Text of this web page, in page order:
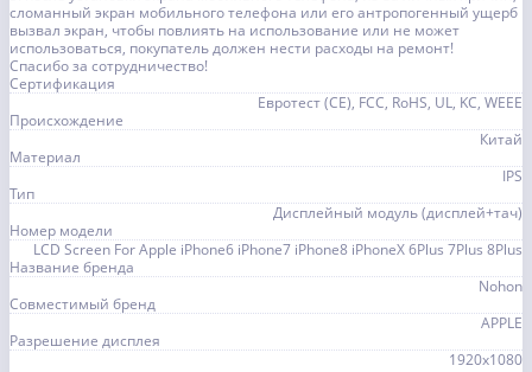
сломанный экран мобильного телефона или его антропогенный ущерб
вызвал экран, чтобы повлиять на использование или не может
использоваться, покупатель должен нести расходы на ремонт!
Спасибо за сотрудничество!
Сертификация
Евротест (СЕ), FCC, RoHS, UL, KC, WEEE
Происхождение
Китай
Материал
IPS
Тип
Дисплейный модуль (дисплей+тач)
Номер модели
LCD Screen For Apple iPhone6 iPhone7 iPhone8 iPhoneX 6Plus 7Plus 8Plus
Название бренда
Nohon
Совместимый бренд
APPLE
Разрешение дисплея
1920x1080